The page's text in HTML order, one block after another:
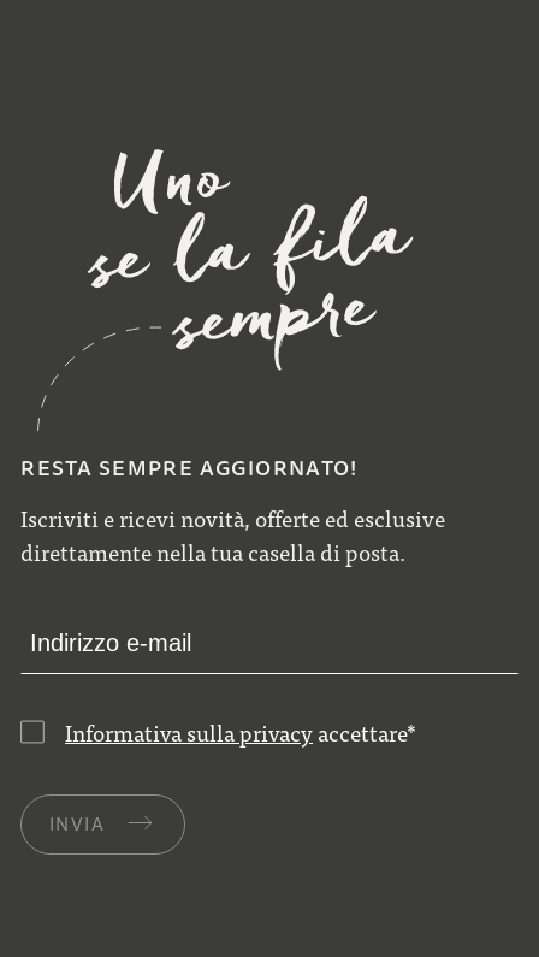
RESTA SEMPRE AGGIORNATO!
Iscriviti e ricevi novità, offerte ed esclusive
direttamente nella tua casella di posta.
Informativa sulla privacy accettare*
INVIA